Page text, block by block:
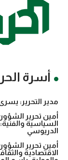
أسرة
مدير التحرير:
أمين تحرير
السياسية
الدريوسي
أمين تحرير
الاقتصادية